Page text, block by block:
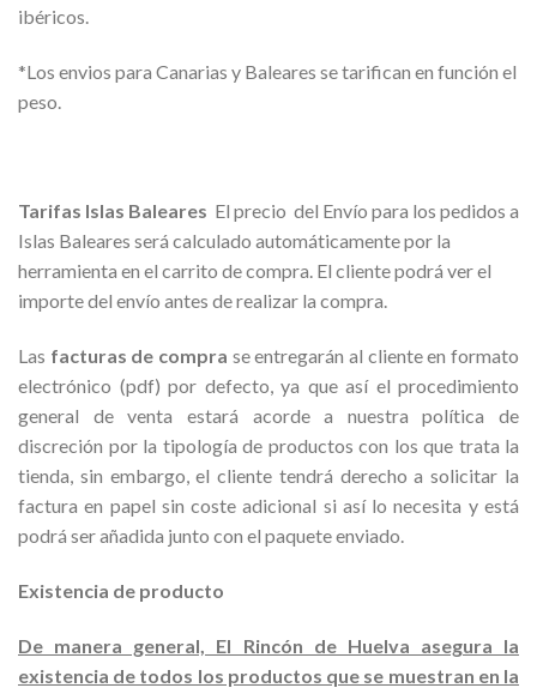
ibéricos.
*Los envios para Canarias y Baleares se tarifican en función el
peso.
Tarifas Islas Baleares El precio del Envío para los pedidos a
Islas Baleares será calculado automáticamente por la
herramienta en el carrito de compra. El cliente podrá ver el
importe del envío antes de realizar la compra.
Las facturas de compra se entregarán al cliente en formato
electrónico (pdf) por defecto, ya que así el procedimiento
general de venta estará acorde a nuestra política de
discreción por la tipología de productos con los que trata la
tienda, sin embargo, el cliente tendrá derecho a solicitar la
factura en papel sin coste adicional si así lo necesita y está
podrá ser añadida junto con el paquete enviado.
Existencia de producto
De manera general, El Rincón de Huelva asegura la
existencia de todos los productos que se muestran en la